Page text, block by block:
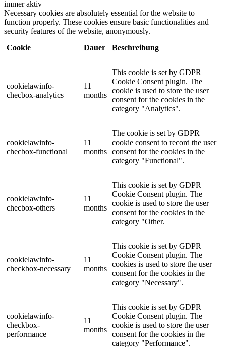
immer aktiv
Necessary cookies are absolutely essential for the website to
function properly. These cookies ensure basic functionalities and
security features of the website, anonymously.
Cookie
Dauer Beschreibung
cookielawinfo-
checbox-analytics
11
months
This cookie is set by GDPR
Cookie Consent plugin. The
cookie is used to store the user
consent for the cookies in the
category "Analytics".
cookielawinfo-
checbox-functional
11
months
The cookie is set by GDPR
cookie consent to record the user
consent for the cookies in the
category "Functional".
cookielawinfo-
checbox-others
11
months
This cookie is set by GDPR
Cookie Consent plugin. The
cookie is used to store the user
consent for the cookies in the
category "Other.
cookielawinfo-
checkbox-necessary
11
months
This cookie is set by GDPR
Cookie Consent plugin. The
cookies is used to store the user
consent for the cookies in the
category "Necessary".
cookielawinfo-
checkbox-
performance
11
months
This cookie is set by GDPR
Cookie Consent plugin. The
cookie is used to store the user
consent for the cookies in the
category "Performance".